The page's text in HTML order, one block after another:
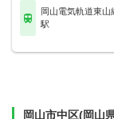
岡山電気軌道東山
駅
岡山市中区(岡山